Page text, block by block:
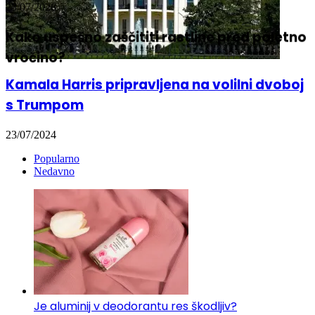
23/07/2026
Kako uspešno zaščititi rastline pred poletno
Kamala Harris pripravljena na volilni dvoboj
s Trumpom
Popularno